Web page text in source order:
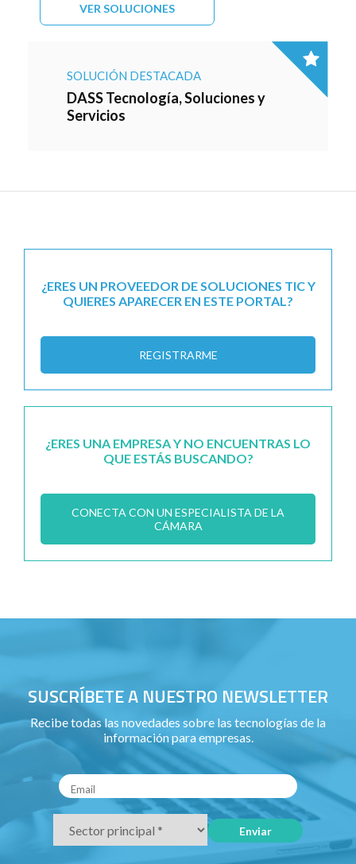
VER SOLUCIONES
SOLUCIÓN DESTACADA
DASS Tecnología, Soluciones y
Servicios
¿ERES UN PROVEEDOR DE SOLUCIONES TIC Y
QUIERES APARECER EN ESTE PORTAL?
REGISTRARME
¿ERES UNA EMPRESA Y NO ENCUENTRAS LO
QUE ESTÁS BUSCANDO?
CONECTA CON UN ESPECIALISTA DE LA
CÁMARA
SUSCRÍBETE A NUESTRO NEWSLETTER
Recibe todas las novedades sobre las tecnologías de la
información para empresas.